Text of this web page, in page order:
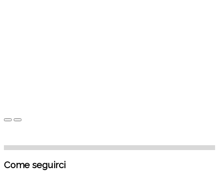
Come seguirci